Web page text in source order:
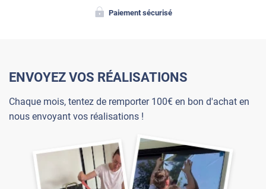
Paiement sécurisé
ENVOYEZ VOS RÉALISATIONS
Chaque mois, tentez de remporter 100€ en bon d'achat en
nous envoyant vos réalisations !